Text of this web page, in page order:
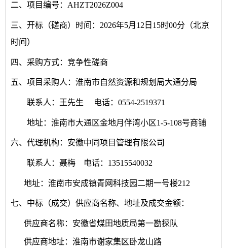
二、 项目编号： AHZT2026Z004
三、开标（磋商）时间： 2026年5月 12 日 15时00分 （北京
时间）
四、采购方式：竞争性磋商
五、项目 采购人： 淮南市自然资源和规划局大通分局
联系人： 王先生 电话： 0554-2519371
地址： 淮南市大通区金地月伴湾小区1-5-108号商铺
六、代理机构： 安徽中同项目管理有限公司
联系人： 聂梅 电话： 13515540032
地址：淮南市安成镇青网科技园二期一号楼212
七、中标（成交）供应商名称、地址及成交金额：
供应商名称：安徽省煤田地质局第一勘探队
供应商地址：淮南市谢家集区卧龙山路